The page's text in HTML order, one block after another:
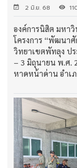
2 มิ.ย. 68
องค์การนิสิต มหา
โครงการ “พัฒนา
วิทยาเขตพัทลุง ป
– 3 มิถุนายน พ.ศ.
หาดหน้าด่าน อำเ